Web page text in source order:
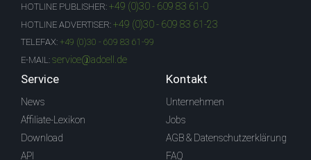
HOTLINE PUBLISHER: +49 (0)30 - 609 83 61-0
HOTLINE ADVERTISER: +49 (0)30 - 609 83 61-23
TELEFAX: +49 (0)30 - 609 83 61-99
E-MAIL: service@adcell.de
Service
News
Affiliate-Lexikon
Download
API
Kontakt
Unternehmen
Jobs
AGB & Datenschutzerklärung
FAQ